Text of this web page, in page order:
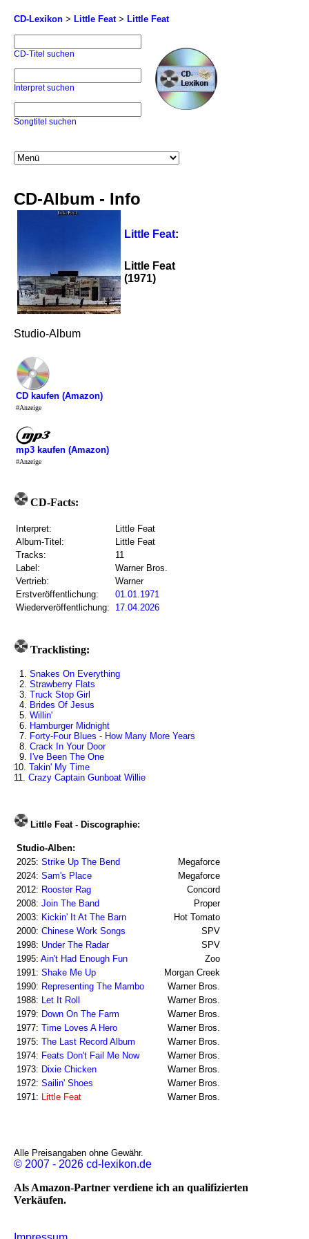
CD-Lexikon > Little Feat> Little Feat
CD-Titel suchen
Interpret suchen
Songtitel suchen
CD-Album - Info
Little Feat:
Little Feat
(1971)
Studio-Album
CD kaufen (Amazon)
#Anzeige
mp3 kaufen (Amazon)
#Anzeige
CD-Facts:
Interpret:
Little Feat
Album-Titel:
Little Feat
Tracks:
11
Label:
Warner Bros.
Vertrieb:
Warner
Erstveröffentlichung:
01.01.1971
Wiederveröffentlichung:
17.04.2026
Tracklisting:
1. Snakes On Everything
2. Strawberry Flats
3. Truck Stop Girl
4. Brides Of Jesus
5. Willin'
6. Hamburger Midnight
7. Forty-Four Blues - How Many More Years
8. Crack In Your Door
9. I've Been The One
10. Takin' My Time
11. Crazy Captain Gunboat Willie
Little Feat - Discographie:
Studio-Alben:
2025: Strike Up The Bend
Megaforce
2024: Sam's Place
Megaforce
2012: Rooster Rag
Concord
2008: Join The Band
Proper
2003: Kickin' It At The Barn
Hot Tomato
2000: Chinese Work Songs
SPV
1998: Under The Radar
SPV
1995: Ain't Had Enough Fun
Zoo
1991: Shake Me Up
Morgan Creek
1990: Representing The Mambo
Warner Bros.
1988: Let It Roll
Warner Bros.
1979: Down On The Farm
Warner Bros.
1977: Time Loves A Hero
Warner Bros.
1975: The Last Record Album
Warner Bros.
1974: Feats Don't Fail Me Now
Warner Bros.
1973: Dixie Chicken
Warner Bros.
1972: Sailin' Shoes
Warner Bros.
1971: Little Feat Warner Bros.
Alle Preisangaben ohne Gewähr.
© 2007 - 2026 cd-lexikon.de
Als Amazon-Partner verdiene ich an qualifizierten
Verkäufen.